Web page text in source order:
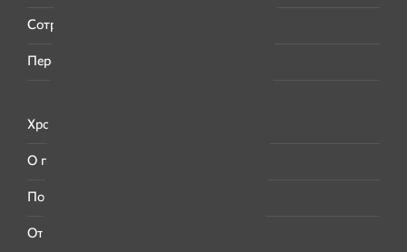
Сотрудничество
Перепечатка материалов
Хроника
О платформе
Поддержать «Имена»
Отчёты